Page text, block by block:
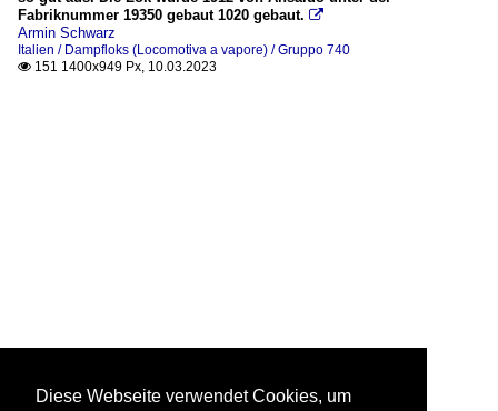
Fabriknummer 19350 gebaut 1020 gebaut. 
Armin Schwarz
Italien / Dampfloks (Locomotiva a vapore) / Gruppo 740
 151 1400x949 Px, 10.03.2023
Diese Webseite verwendet Cookies, um